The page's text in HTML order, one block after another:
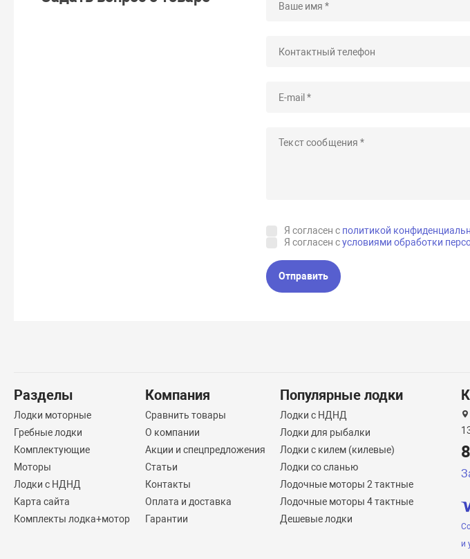
Я согласен с политикой
Я согласен сусловиями обработки
Отправить
Разделы
Лодки моторные
Гребные лодки
Комплектующие
Моторы
Лодки с НДНД
Карта сайта
Комплекты лодка+мотор
Компания
Сравнить товары
О компании
Акции и спецпредложения
Статьи
Контакты
Оплата и доставка
Гарантии
Популярные лодки
Лодки с НДНД
Лодки для рыбалки
Лодки с килем (килевые)
Лодки со сланью
Лодочные моторы 2 тактные
Лодочные моторы 4 тактные
Дешевые лодки
и